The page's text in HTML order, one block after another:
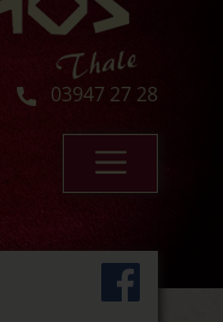
03947 27 28